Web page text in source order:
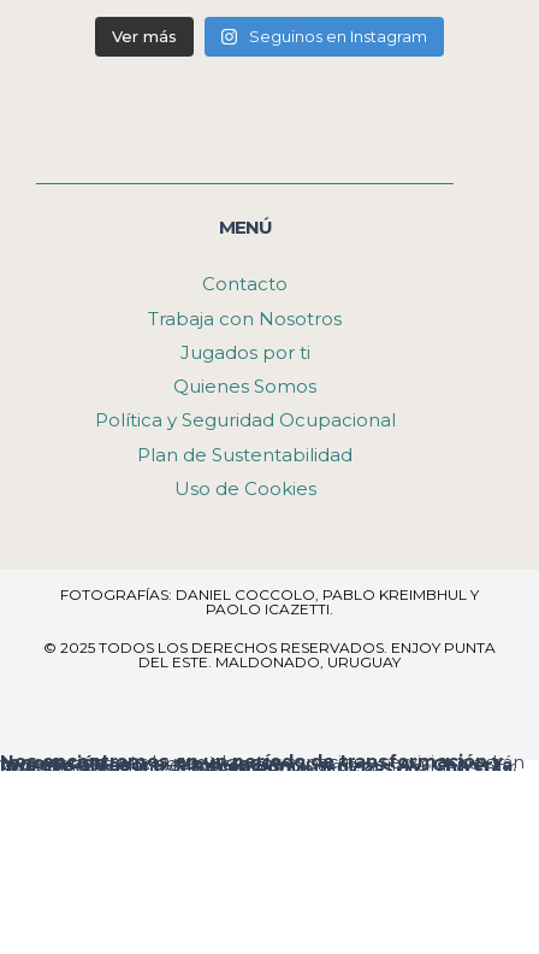
Ver más Seguinos en Instagram
MENÚ
Contacto
Trabaja con Nosotros
Jugados por ti
Quienes Somos
Política y Seguridad Ocupacional
Plan de Sustentabilidad
Uso de Cookies
FOTOGRAFÍAS: DANIEL COCCOLO, PABLO KREIMBHUL Y
PAOLO ICAZETTI.
© 2025 TODOS LOS DERECHOS RESERVADOS​. ENJOY PUNTA
DEL ESTE. MALDONADO, URUGUAY
Nos encontramos en un período de transformación y renovación
, por lo que algunos espacios y servicios podrán verse temporalmente ajustados.
Ingreso al resort:el acceso principal es porAv. Chiverta
, donde encontrarás laRecepciónal ingresar.
Agradecemos tu comprensión y te pedimos disculpas por las molestias que estas mejoras puedan ocasionar.